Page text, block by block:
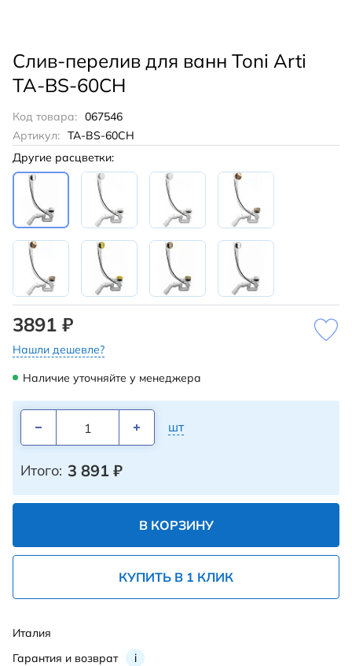
Слив-перелив для ванн Toni Arti
TA-BS-60CH
Код товара: 067546
Артикул: TA-BS-60CH
Другие расцветки:
3891 ₽
Нашли дешевле?
Наличие уточняйте у менеджера
шт
Итого: 3 891 ₽
В КОРЗИНУ
КУПИТЬ В 1 КЛИК
Гарантия и возврат i
Италия